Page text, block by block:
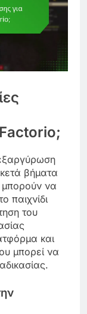
βήματα
μπορούν να
παιχνίδι
του
και
μπορεί να